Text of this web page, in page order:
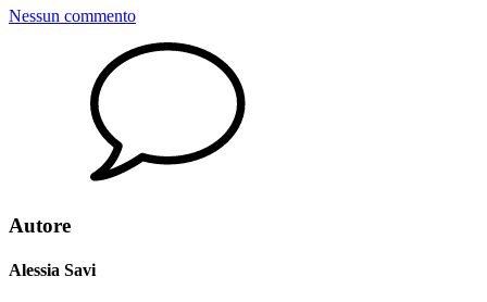
Nessun commento
Autore
Alessia Savi